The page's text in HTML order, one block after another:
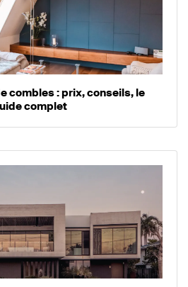
combles : prix, conseils, le
complet